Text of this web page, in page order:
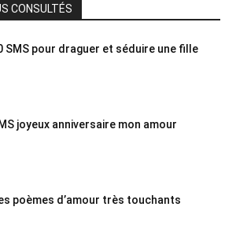
CONSULTÉS
SMS pour draguer et séduire une fille
joyeux anniversaire mon amour
poèmes d’amour très touchants